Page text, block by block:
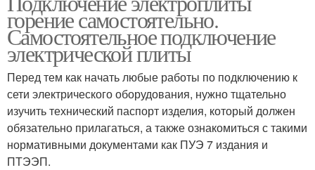
горение самостоятельно.
Самостоятельное подключение
электрической плиты
Перед тем как начать любые работы по подключению к
сети электрического оборудования, нужно тщательно
изучить технический паспорт изделия, который должен
обязательно прилагаться, а также ознакомиться с такими
нормативными документами как ПУЭ 7 издания и
ПТЭЭП.